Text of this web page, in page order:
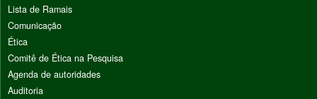
Lista de Ramais
Comunicação
Ética
Comitê de Ética na Pesquisa
Agenda de autoridades
Auditoria